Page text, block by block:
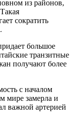
из районов,
сократить
большое
транзитные
получают более
с началом
мире замерла и
важной артерией